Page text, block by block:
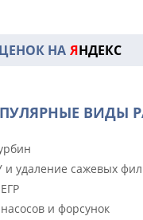
НА ЯНДЕКС
ВИДЫ
удаление сажевых
и форсунок